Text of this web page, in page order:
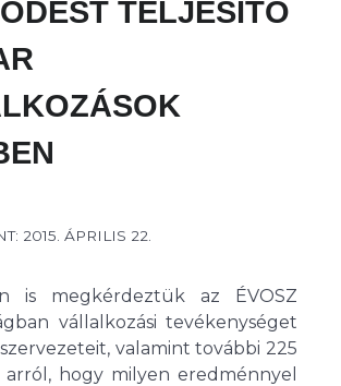
TELJESÍTŐ
2015. ÁPRILIS 22.
is megkérdeztük az ÉVOSZ
vállalkozási tevékenységet
valamint további 225
arról, hogy milyen eredménnyel